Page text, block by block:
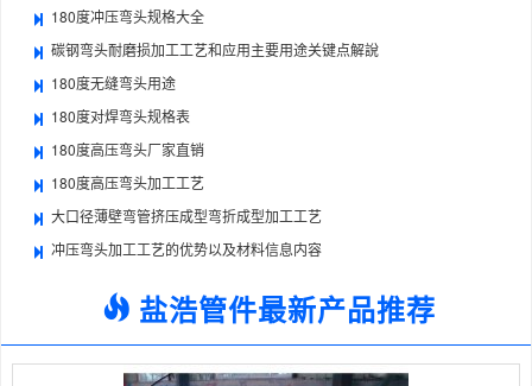
180度冲压弯头规格大全
碳钢弯头耐磨损加工工艺和应用主要用途关键点解說
180度无缝弯头用途
180度对焊弯头规格表
180度高压弯头厂家直销
180度高压弯头加工工艺
大口径薄壁弯管挤压成型弯折成型加工工艺
冲压弯头加工工艺的优势以及材料信息内容
盐浩管件最新产品推荐